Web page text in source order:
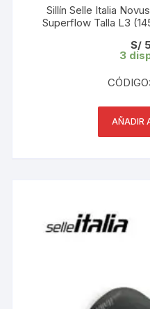
Sillín Selle Italia
Superflow Talla L3
S/
3
AÑADIR